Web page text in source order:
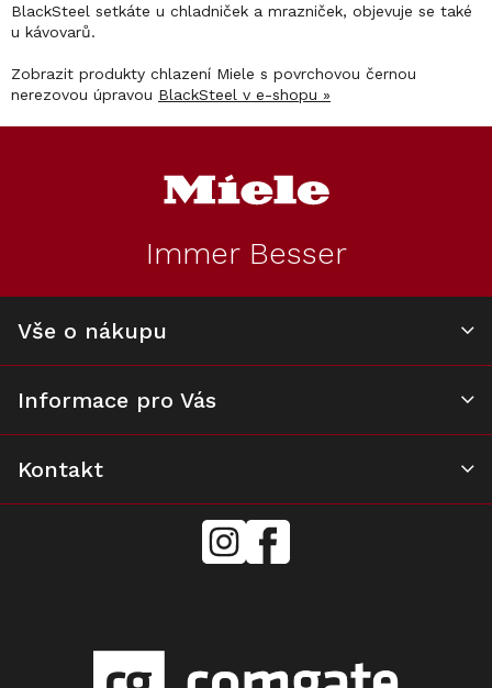
BlackSteel setkáte u chladniček a mrazniček, objevuje se také
u kávovarů.
Zobrazit produkty chlazení Miele s povrchovou černou
nerezovou úpravou BlackSteel v e-shopu »
Immer Besser
Vše o nákupu
Informace pro Vás
Kontakt
mielecentervlasek
Miele
Center